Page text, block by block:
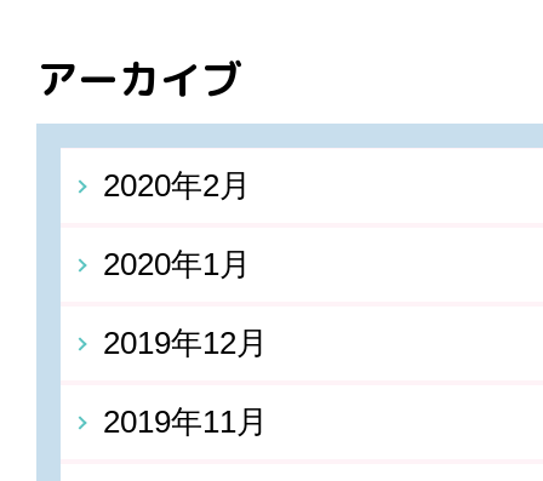
アーカイブ
2020年2月
2020年1月
2019年12月
2019年11月